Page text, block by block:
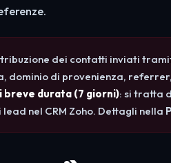
dei contatti inviati
dominio di provenienza,
breve durata (7 giorni): si tratta
nel CRM Zoho. Dettagli nella